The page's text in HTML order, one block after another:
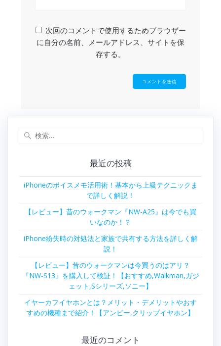
次回のコメントで使用するためブラウザー
に自分の名前、メールアドレス、サイトを保
存する。
最近の投稿
iPhoneのボイスメモ活用術！基本から上級テクニックま
で詳しく解説！
【レビュー】昔のウォークマン『NW-A25』は今でも買
いなのか！？
iPhone紛失時の対処法と家族で共有する方法を詳しく解
説！
【レビュー】昔のウォークマンは今買うのはアリ？
『NW-S13』を購入して検証！【おすすめ,Walkman,ガジ
ェット,Sシリーズ,ソニー】
イヤーカフイヤホンとは？メリット・デメリットやおす
すめの機種まで紹介！【アンビー,クリップイヤホン】
最近のコメント